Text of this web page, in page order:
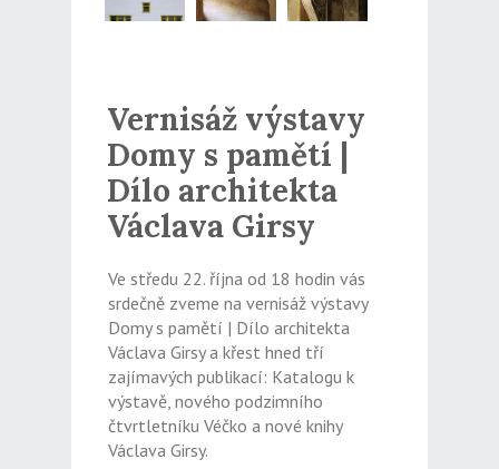
Vernisáž výstavy
Domy s pamětí |
Dílo architekta
Václava Girsy
Ve středu 22. října od 18 hodin vás
srdečně zveme na vernisáž výstavy
Domy s pamětí | Dílo architekta
Václava Girsy a křest hned tří
zajímavých publikací: Katalogu k
výstavě, nového podzimního
čtvrtletníku Véčko a nové knihy
Václava Girsy.